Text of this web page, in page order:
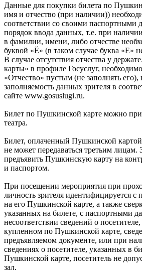
Данные для покупки билета по
имя и отчество (при наличии))
соответствии со своими паспортными
порядок ввода данных, т.е. при
в фамилии, имени, либо отчестве
буквой «Ё» (в таком случае буква «Е»
В случае отсутствия отчества у
карты» в профиле Госуслуг,
«Отчество» пустым (не заполнять его),
заполняемость данных зрителя в
сайте www.gosuslugi.ru.
Билет по Пушкинской карте можно
театра.
Билет, оплаченный Пушкинской
не может передаваться третьим лицам.
предъявить Пушкинскую карту на
и паспортом.
При посещении мероприятия при
личность зрителя идентифицируется
на его Пушкинской карте, а также
указанных на билете, с паспортными
несоответствии сведений о
купленном по Пушкинской карте,
предъявляемом документе, или при
сведениях о посетителе, указанных в
Пушкинской карте, посетитель не
зал.